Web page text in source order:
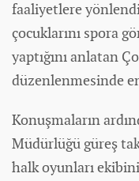
faaliyetlere
çocuklarını spora
yaptığını anlatan
düzenlenmesinde
Konuşmaların
Müdürlüğü güreş
halk oyunları